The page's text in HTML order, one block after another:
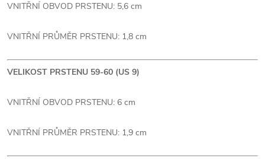
VNITŘNÍ OBVOD PRSTENU: 5,6 cm
VNITŘNÍ PRŮMĚR PRSTENU: 1,8 cm
VELIKOST PRSTENU 59-60 (US 9)
VNITŘNÍ OBVOD PRSTENU: 6 cm
VNITŘNÍ PRŮMĚR PRSTENU: 1,9 cm